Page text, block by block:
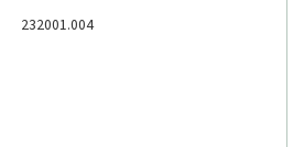
232001.004